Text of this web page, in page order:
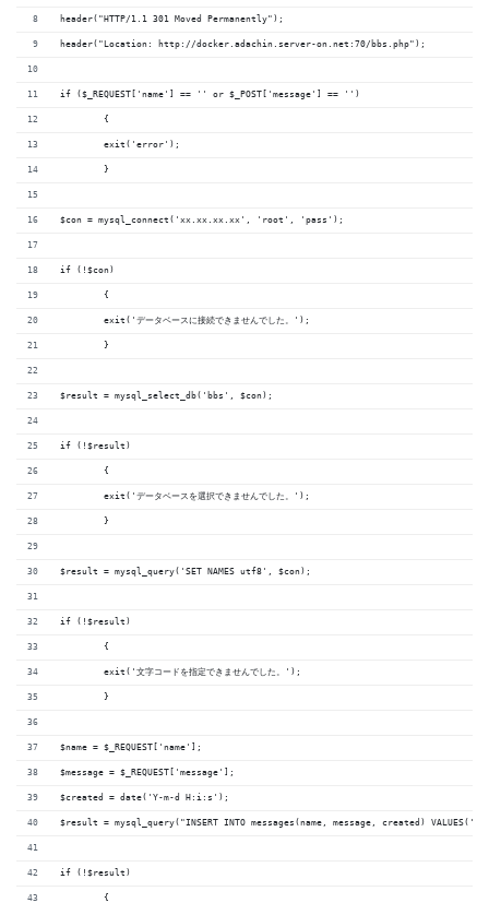
header("HTTP/1.1 301 Moved Permanently");
header("Location: http://docker.adachin.server-on.net:70/bbs.php");
if ($_REQUEST['name'] == '' or $_POST['message'] == '')
	{
	exit('error');
	}
$con = mysql_connect('xx.xx.xx.xx', 'root', 'pass');
if (!$con)
	{
	exit('データベースに接続できませんでした。');
	}
$result = mysql_select_db('bbs', $con);
if (!$result)
	{
	exit('データベースを選択できませんでした。');
	}
$result = mysql_query('SET NAMES utf8', $con);
if (!$result)
	{
	exit('文字コードを指定できませんでした。');
	}
$name = $_REQUEST['name'];
$message = $_REQUEST['message'];
$created = date('Y-m-d H:i:s');
$result = mysql_query("INSERT INTO messages(name, message, created)
if (!$result)
	{